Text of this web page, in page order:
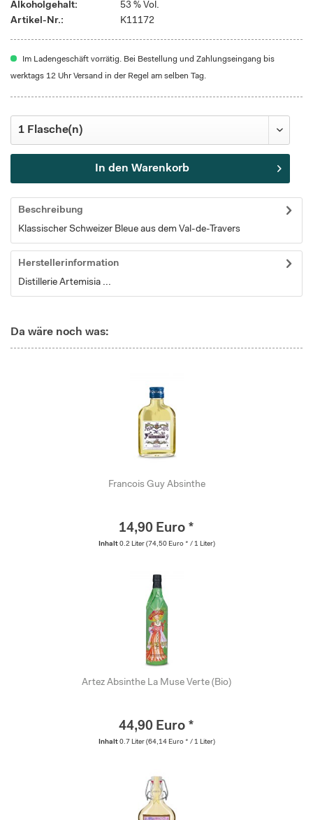
Alkoholgehalt:
53 % Vol.
Artikel-Nr.:
K11172
Im Ladengeschäft vorrätig. Bei Bestellung und Zahlungseingang bis
werktags 12 Uhr Versand in der Regel am selben Tag.
In den Warenkorb
Beschreibung
Klassischer Schweizer Bleue aus dem Val-de-Travers
Herstellerinformation
Distillerie Artemisia ...
Da wäre noch was:
Francois Guy Absinthe
14,90 Euro *
Inhalt 0.2 Liter (74,50 Euro * / 1 Liter)
Artez Absinthe La Muse Verte (Bio)
44,90 Euro *
Inhalt 0.7 Liter (64,14 Euro * / 1 Liter)